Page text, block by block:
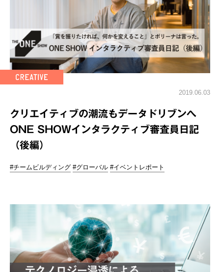
2019.06.03
クリエイティブの潮流もデータドリブンへ
ONE SHOWインタラクティブ審査員日記
（後編）
#チームビルディング #グローバル #イベントレポート